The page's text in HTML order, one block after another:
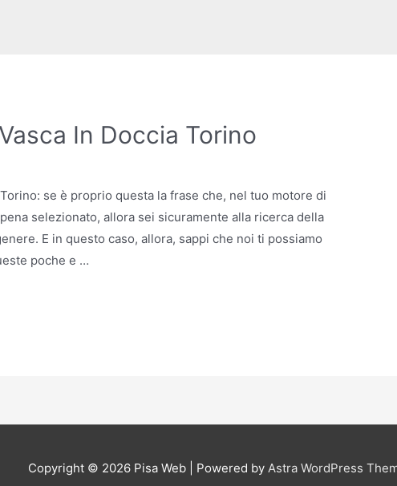
In Doccia Torino
se è proprio questa la frase che, nel tuo motore di
selezionato, allora sei sicuramente alla ricerca della
E in questo caso, allora, sappi che noi ti possiamo
poche e …
Copyright © 2026 Pisa Web | Powered by Astra WordPress